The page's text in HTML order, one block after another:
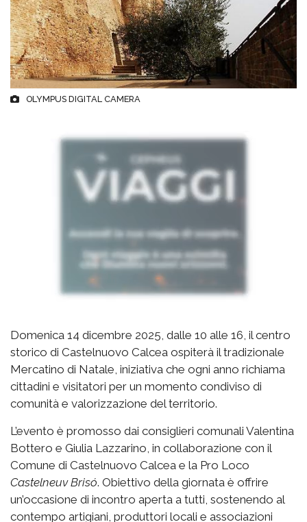
OLYMPUS DIGITAL CAMERA
Domenica 14 dicembre 2025, dalle 10 alle 16, il centro
storico di Castelnuovo Calcea ospiterà il tradizionale
Mercatino di Natale, iniziativa che ogni anno richiama
cittadini e visitatori per un momento condiviso di
comunità e valorizzazione del territorio.
L’evento è promosso dai consiglieri comunali Valentina
Bottero e Giulia Lazzarino, in collaborazione con il
Comune di Castelnuovo Calcea e la Pro Loco
Castelneuv Brisó. Obiettivo della giornata è offrire
un’occasione di incontro aperta a tutti, sostenendo al
contempo artigiani, produttori locali e associazioni